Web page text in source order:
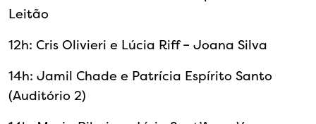
Leitão
12h: Cris Olivieri e Lúcia Riff – Joana Silva
14h: Jamil Chade e Patrícia Espírito Santo
(Auditório 2)